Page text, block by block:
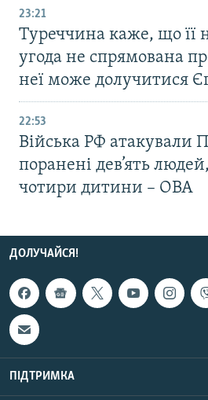
23:21
Туреччина каже, що її
угода не спрямована
неї може долучитися
22:53
Війська РФ атакували
поранені дев’ять
чотири дитини – ОВА
ДОЛУЧАЙСЯ!
ПІДТРИМКА